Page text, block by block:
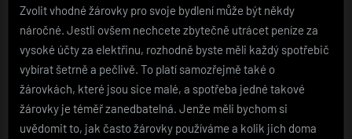
Zvolit vhodné žárovky pro svoje bydlení může být někdy
náročné. Jestli ovšem nechcete zbytečně utrácet peníze za
vysoké účty za elektřinu, rozhodně byste měli každý spotřebič
vybírat šetrně a pečlivě. To platí samozřejmě také o
žárovkách, které jsou sice malé, a spotřeba jedné takové
žárovky je téměř zanedbatelná. Jenže měli bychom si
uvědomit to, jak často žárovky používáme a kolik jich doma